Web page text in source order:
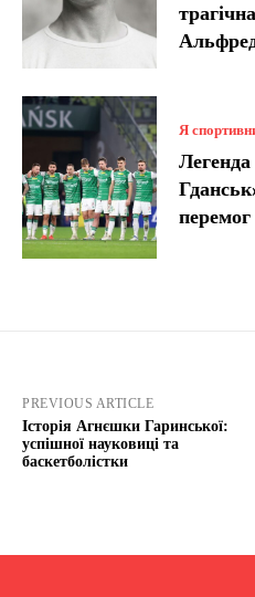
Я
PREVIOUS ARTICLE
Історія Агнєшки Гаринської:
успішної науковиці та
баскетболістки